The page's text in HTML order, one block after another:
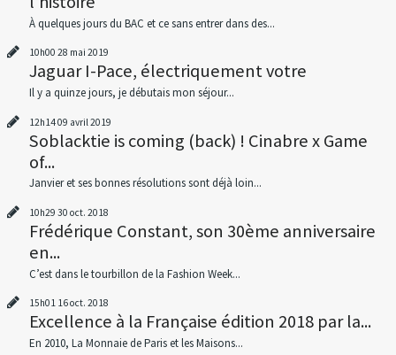
À quelques jours du BAC et ce sans entrer dans des...
10h00 28 mai 2019
Jaguar I-Pace, électriquement votre
Il y a quinze jours, je débutais mon séjour...
12h1409 avril 2019
Soblacktie is coming (back) ! Cinabre x Game
of...
Janvier et ses bonnes résolutions sont déjà loin...
10h29 30 oct. 2018
Frédérique Constant, son 30ème anniversaire
en...
C’est dans le tourbillon de la Fashion Week...
15h01 16oct. 2018
Excellence à la Française édition 2018 par la...
En 2010, La Monnaie de Paris et les Maisons...